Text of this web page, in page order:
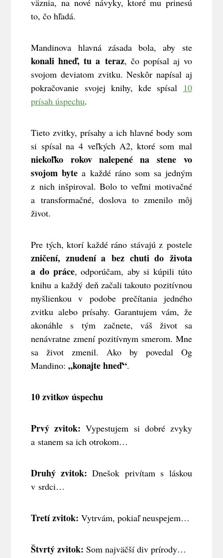
to, čo hľadá.
Mandinova hlavná zásada bola, aby ste
konali hneď, tu a teraz, čo popísal aj vo
svojom deviatom zvitku. Neskôr napísal aj
pokračovanie svojej knihy, kde spísal
10
prísah úspechu.
Tieto zvitky, prísahy a ich hlavné body som
si spísal na 4 veľkých A2, ktoré som mal
niekoľko rokov nalepené na stene vo
svojom byte a každé ráno som sa jedným
z nich inšpiroval. Bolo to veľmi motivačné
a transformačné, doslova to zmenilo môj
život.
Pre tých, ktorí každé ráno stávajú z postele
zničení, znudení a bez chuti do života
a do práce, odporúčam, aby si kúpili túto
knihu a každý deň začali takouto pozitívnou
myšlienkou v podobe prečítania jedného
zvitku alebo prísahy. Garantujem vám, že
akonáhle s tým začnete, váš život sa
nenávratne zmení pozitívnym smerom. Mne
sa život zmenil. Ako by povedal Og
Mandino:„konajte hneď“.
10 zvitkov úspechu
Prvý zvitok: Vypestujem si dobré zvyky
a stanem sa ich otrokom…
Druhý zvitok: Dnešok privítam s láskou
v srdci…
Tretí zvitok: Vytrvám, pokiaľ neuspejem…
Štvrtý zvitok: Som najväčší div prírody…